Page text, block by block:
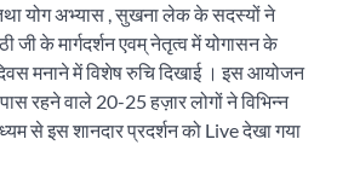
योग अभ्यास , सुखना लेक के सदस्यों ने
जी के मार्गदर्शन एवम् नेतृत्व में योगासन के
मनाने में विशेष रुचि दिखाई । इस आयोजन
रहने वाले 20-25 हज़ार लोगों ने विभिन्न
से इस शानदार प्रदर्शन को Live देखा गया